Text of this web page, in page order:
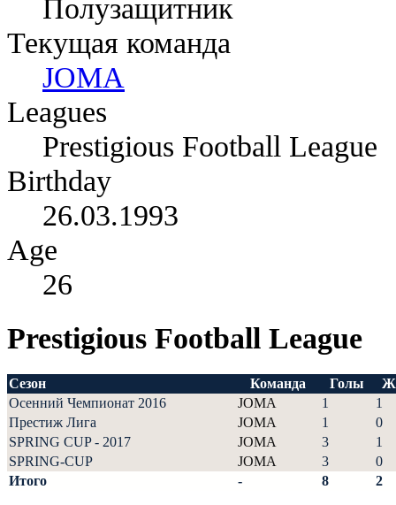
Полузащитник
Текущая команда
JOMA
Leagues
Prestigious Football League
Birthday
26.03.1993
Age
26
Prestigious Football League
Сезон Команда Голы
Осенний Чемпионат 2016
JOMA 1
1
Престиж Лига
JOMA 1
0
SPRING CUP - 2017
JOMA 3
1
SPRING-CUP
JOMA 3
0
Итого
- 8 2